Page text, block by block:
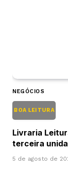
NEGÓCIOS
BOA LEITURA
Livraria
terceira
5 de agosto de